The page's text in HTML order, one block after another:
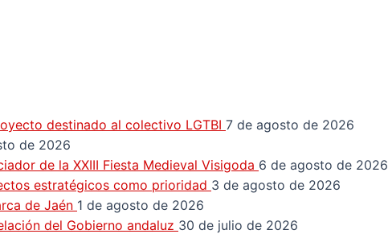
destinado al colectivo LGTBI 7 de agosto de 2026
de 2026
de la XXIII Fiesta Medieval Visigoda 6 de agosto de 2026
estratégicos como prioridad 3 de agosto de 2026
de Jaén 1 de agosto de 2026
del Gobierno andaluz 30 de julio de 2026